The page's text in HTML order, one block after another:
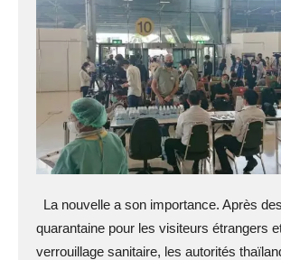
La nouvelle a son importance. Après
quarantaine pour les visiteurs étrangers
verrouillage sanitaire, les autorités